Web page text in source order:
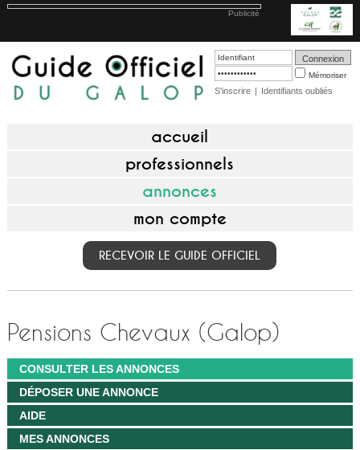
Publicité
Mémoriser
S'inscrire | Identifiants oubliés
accueil
professionnels
annonces
mon compte
RECEVOIR LE GUIDE OFFICIEL
Pensions Chevaux (Galop)
CONSULTER LES ANNONCES
DÉPOSER UNE ANNONCE
AIDE
MES ANNONCES